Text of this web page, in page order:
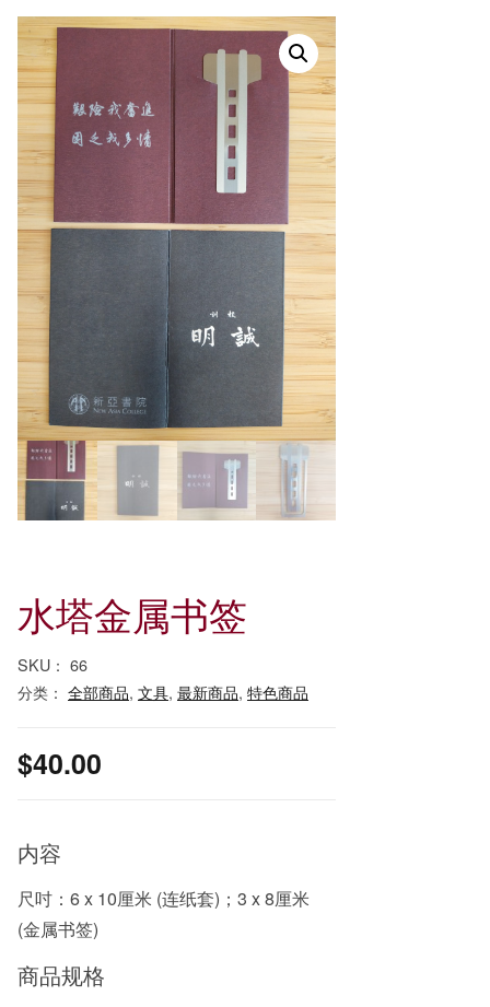
水塔金属书签
SKU： 66
分类： 全部商品, 文具, 最新商品, 特色商品
$40.00
内容
尺吋：6 x 10厘米 (连纸套)；3 x 8厘米
(金属书签)
商品规格